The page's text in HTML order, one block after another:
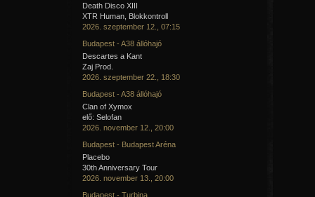
Death Disco XIII
XTR Human, Blokkontroll
2026. szeptember 12., 07:15
Budapest - A38 állóhajó
Descartes a Kant
Zaj Prod.
2026. szeptember 22., 18:30
Budapest - A38 állóhajó
Clan of Xymox
elő: Selofan
2026. november 12., 20:00
Budapest - Budapest Aréna
Placebo
30th Anniversary Tour
2026. november 13., 20:00
Budapest - Turbina